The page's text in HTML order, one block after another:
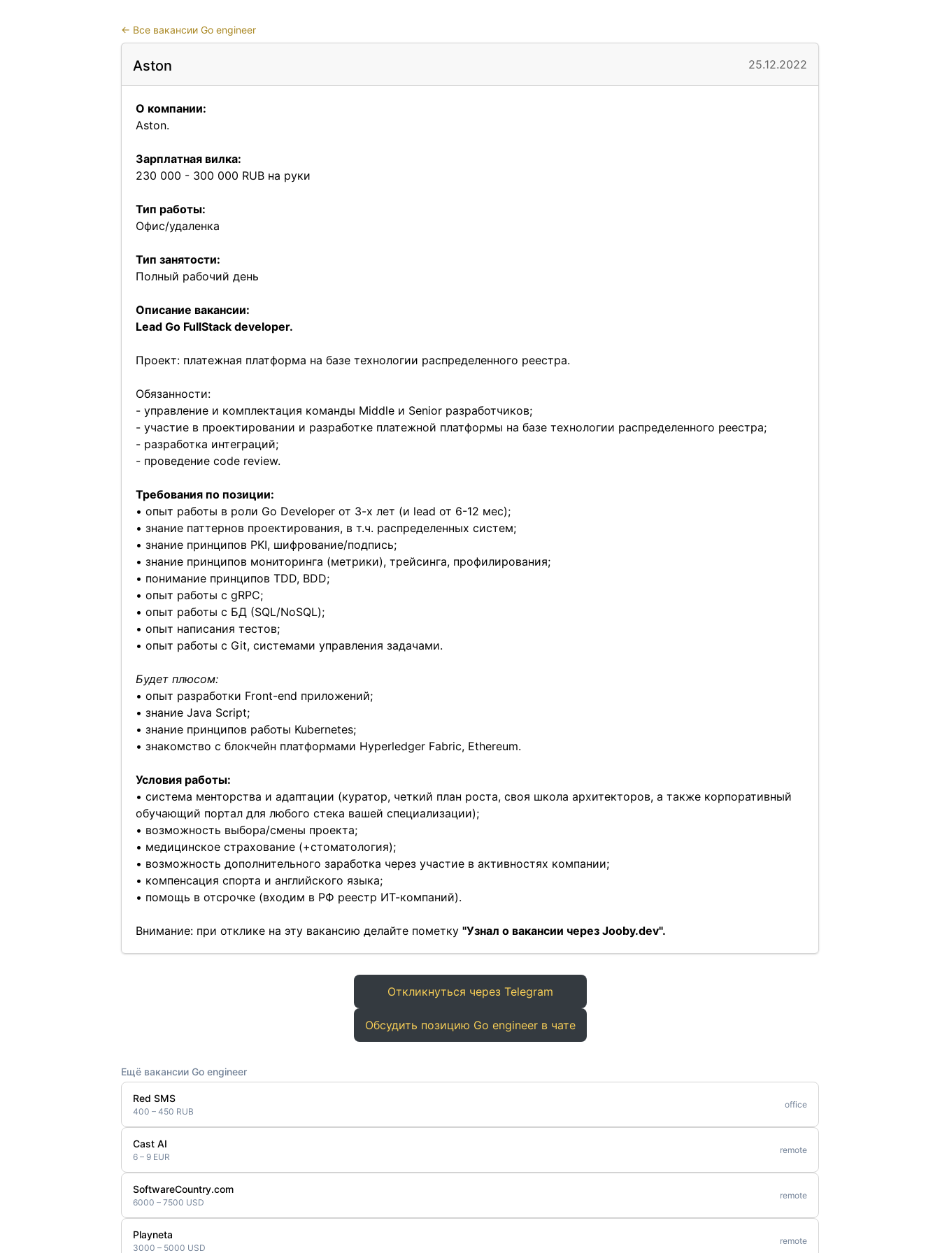
← Все вакансии Go engineer
Aston 25.12.2022
О компании:
Aston.
Зарплатная вилка:
230 000 - 300 000 RUB на руки
Тип работы:
Офис/удаленка
Тип занятости:
Полный рабочий день
Описание вакансии:
Lead Go FullStack developer.
Проект: платежная платформа на базе технологии распределенного реестра.
Обязанности:
- управление и комплектация команды Middle и Senior разработчиков;
- участие в проектировании и разработке платежной платформы на базе технологии распределенного реестра;
- разработка интеграций;
- проведение code review.
Требования по позиции:
• опыт работы в роли Go Developer от 3-х лет (и lead от 6-12 мес);
• знание паттернов проектирования, в т.ч. распределенных систем;
• знание принципов PKI, шифрование/подпись;
• знание принципов мониторинга (метрики), трейсинга, профилирования;
• понимание принципов TDD, BDD;
• опыт работы с gRPC;
• опыт работы с БД (SQL/NoSQL);
• опыт написания тестов;
• опыт работы с Git, системами управления задачами.
Будет плюсом:
• опыт разработки Front-end приложений;
• знание Java Script;
• знание принципов работы Kubernetes;
• знакомство с блокчейн платформами Hyperledger Fabric, Ethereum.
Условия работы:
• система менторства и адаптации (куратор, четкий план роста, своя школа архитекторов, а также корпоративный
обучающий портал для любого стека вашей специализации);
• возможность выбора/смены проекта;
• медицинское страхование (+стоматология);
• возможность дополнительного заработка через участие в активностях компании;
• компенсация спорта и английского языка;
• помощь в отсрочке (входим в РФ реестр ИТ-компаний).
Внимание: при отклике на эту вакансию делайте пометку "Узнал о вакансии через Jooby.dev".
Откликнуться через Telegram
Обсудить позицию Go engineer в чате
Ещё вакансии Go engineer
Red SMS
400 – 450 RUB
office
Cast AI
6 – 9 EUR
remote
SoftwareCountry.com
6000 – 7500 USD
remote
Playneta
3000 – 5000 USD
remote